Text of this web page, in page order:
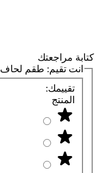
كتابة مراجعتك
انت تقيم: طقم لحاف 7قطع-FAYROUZ KING
تقييمك:
المنتج